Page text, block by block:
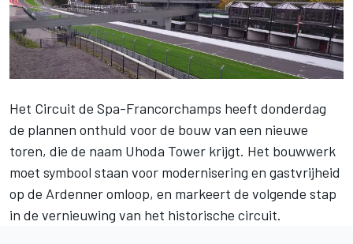
Het Circuit de Spa-Francorchamps heeft donderdag
de plannen onthuld voor de bouw van een nieuwe
toren, die de naam Uhoda Tower krijgt. Het bouwwerk
moet symbool staan voor modernisering en gastvrijheid
op de Ardenner omloop, en markeert de volgende stap
in de vernieuwing van het historische circuit.